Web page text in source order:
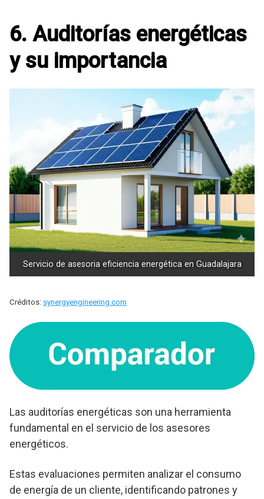
6. Auditorías energéticas
y su importancia
Servicio de asesoria eficiencia energética en Guadalajara
Créditos: synergyengineering.com
Las auditorías energéticas son una herramienta
fundamental en el servicio de los asesores
energéticos.
Estas evaluaciones permiten analizar el consumo
de energía de un cliente, identificando patrones y